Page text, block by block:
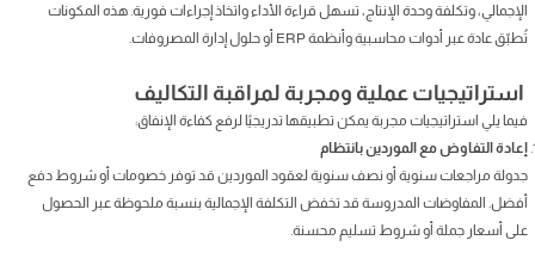
الإجمالي، وتكلفة وحدة الإنتاج، تسهل قراءة الأداء واتخاذ إجراءات فورية. هذه المكونات
تُطبّق عادة عبر أدوات محاسبية وأنظمة ERP أو حلول إدارة المصروفات.
استراتيجيات عملية ومجربة لمراقبة التكاليف
فيما يلي استراتيجيات مجربة يمكن تطبيقها تدريجيًا لرفع كفاءة الإنفاق:
إعادة التفاوض مع الموردين بانتظام
جدولة مراجعات سنوية أو نصف سنوية لعقود الموردين قد توفر خصومات أو شروط دفع
أفضل. المفاوضات المدروسة قد تخفض التكلفة الإجمالية بنسبة ملحوظة عبر الحصول
على أسعار جملة أو شروط تسليم محسنة.